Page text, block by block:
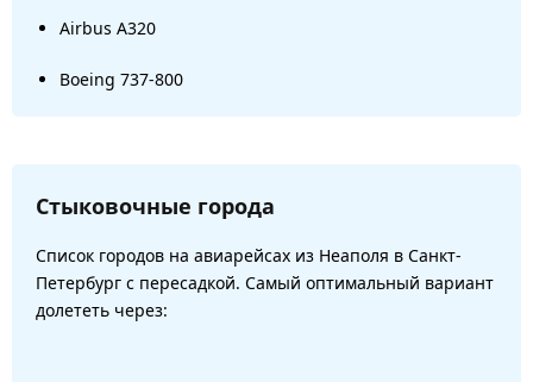
Airbus A320
Boeing 737-800
Стыковочные города
Список городов на авиарейсах из Неаполя в Санкт-
Петербург с пересадкой. Самый оптимальный вариант
долететь через: